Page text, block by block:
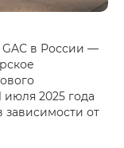
в России —
июля 2025 года
зависимости от